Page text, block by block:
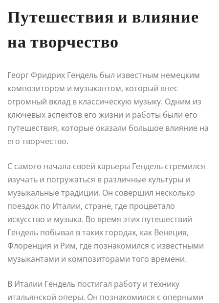
Путешествия и влияние
на творчество
Георг Фридрих Гендель был известным немецким
композитором и музыкантом, который внес
огромный вклад в классическую музыку. Одним из
ключевых аспектов его жизни и работы были его
путешествия, которые оказали большое влияние на
его творчество.
С самого начала своей карьеры Гендель стремился
изучать и погружаться в различные культуры и
музыкальные традиции. Он совершил несколько
поездок по Италии, стране, где процветало
искусство и музыка. Во время этих путешествий
Гендель побывал в таких городах, как Венеция,
Флоренция и Рим, где познакомился с известными
музыкантами и композиторами того времени.
В Италии Гендель постигал работу и технику
итальянской оперы. Он познакомился с оперными